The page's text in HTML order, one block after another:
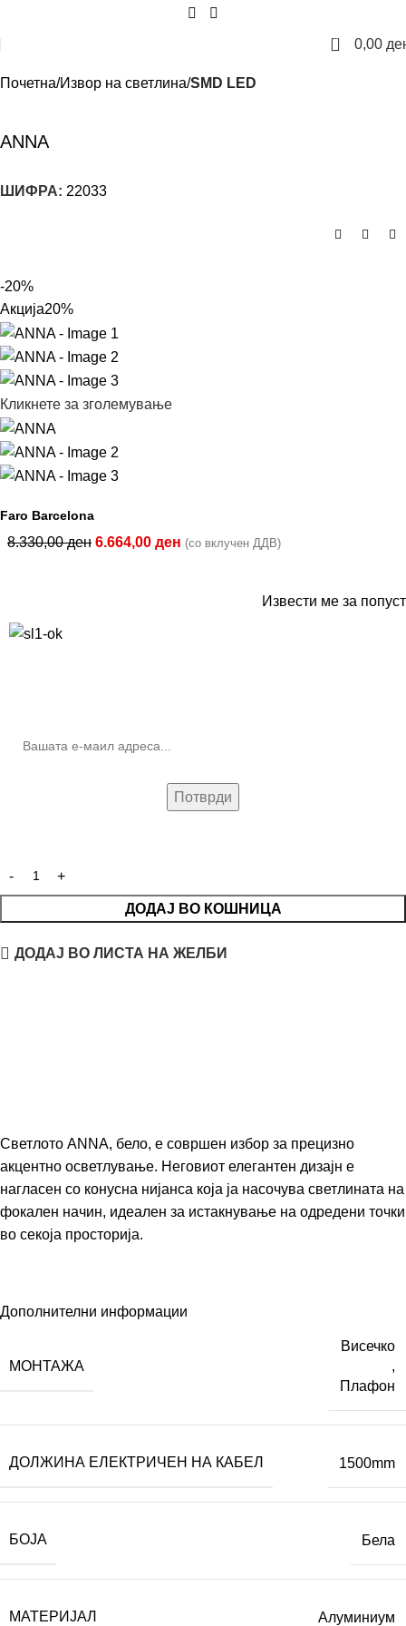
0 0,00
Почетна Извор на светлина SMD LED
ANNA
ШИФРА: 22033
-20%
Акција20%
Кликнете за зголемување
Faro Barcelona
8.330,00ден 6.664,00 ден (со вклучен ДДВ)
Извести ме за попуст
ДОДАЈ ВО КОШНИЦА
ДОДАЈ ВО ЛИСТА НА ЖЕЛБИ
Светлото ANNA, бело, е совршен избор за прецизно
акцентно осветлување. Неговиот елегантен дизајн е
нагласен со конусна нијанса која ја насочува светлината на
фокален начин, идеален за истакнување на одредени точки
во секоја просторија.
Дополнителни информации
МОНТАЖА
Висечко
,
Плафон
ДОЛЖИНА ЕЛЕКТРИЧЕН НА КАБЕЛ 1500mm
БОЈА Бела
МАТЕРИЈАЛ Алуминиум